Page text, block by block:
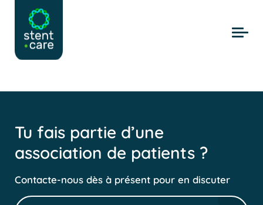
Skip to main content
Tu fais partie d’une
association de patients ?
Contacte-nous dès à présent pour en discuter